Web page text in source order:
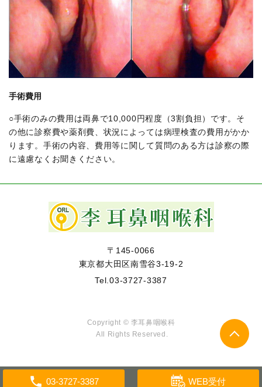
手術費用
○手術のみの費用は両鼻で10,000円程度（3割負担）です。そ
の他に診察費や薬剤費、状況によっては病理検査の費用がかか
ります。手術の内容、費用等に関して質問のある方は診察の際
に遠慮なくお聞きください。
WEB受付
〒145-0066
東京都大田区南雪谷3-19-2
Tel.03-3727-3387
Copyright © 李耳鼻咽喉科
All Rights Reserved.